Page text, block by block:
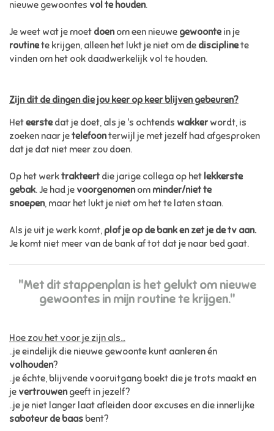
nieuwe gewoontes vol te houden.
Je weet wat je moet doenom een nieuwe gewoontein je
routinete krijgen, alleen het lukt je niet om de disciplinete
vinden om het ook daadwerkelijk vol te houden.
Zijn dit de dingen die jou keer op keer blijven gebeuren?
Heteerstedat je doet, als je 's ochtends wakker wordt, is
zoeken naar jetelefoonterwijl je met jezelf had afgesproken
dat je dat niet meer zou doen.
Op het werktrakteert die jarige collega op het lekkerste
gebak. Je had je voorgenomenom minder/niet te
snoepen, maar het lukt je niet om het te laten staan.
Als je uit je werk komt, plof je op de bank en zet je de tv aan.
Je komt niet meer van de bank af tot dat je naar bed gaat.
"Met dit stappenplan is het gelukt om nieuwe
gewoontes in mijn routine te krijgen."
Hoe zou het voor je zijn als…
..je eindelijk die nieuwe gewoonte kunt aanleren én
volhouden?
..je échte, blijvende vooruitgang boekt die je trots maakt en
je vertrouwengeeft in jezelf?
..je je niet langer laat afleiden door excuses en die innerlijke
saboteur de baas bent?